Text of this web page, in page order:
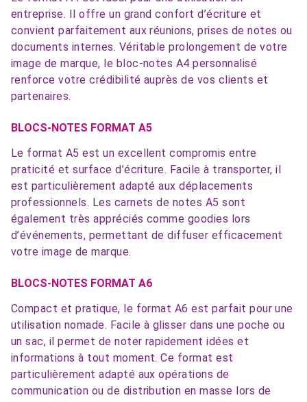
entreprise. Il offre un grand confort d’écriture et
convient parfaitement aux réunions, prises de notes ou
documents internes. Véritable prolongement de votre
image de marque, le bloc-notes A4 personnalisé
renforce votre crédibilité auprès de vos clients et
partenaires.
BLOCS-NOTES FORMAT A5
Le format A5 est un excellent compromis entre
praticité et surface d’écriture. Facile à transporter, il
est particulièrement adapté aux déplacements
professionnels. Les carnets de notes A5 sont
également très appréciés comme goodies lors
d’événements, permettant de diffuser efficacement
votre image de marque.
BLOCS-NOTES FORMAT A6
Compact et pratique, le format A6 est parfait pour une
utilisation nomade. Facile à glisser dans une poche ou
un sac, il permet de noter rapidement idées et
informations à tout moment. Ce format est
particulièrement adapté aux opérations de
communication ou de distribution en masse lors de